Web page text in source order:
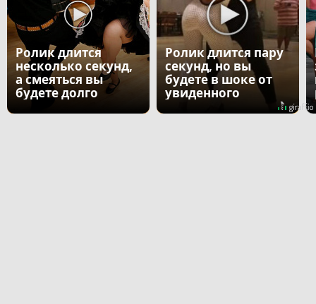
Ролик длится
несколько секунд,
а смеяться вы
будете долго
Ролик длится пару
секунд, но вы
будете в шоке от
увиденного